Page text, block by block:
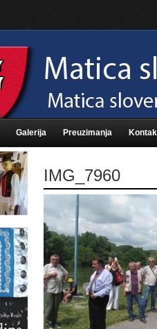
Galerija Preuzimanja
IMG_7960